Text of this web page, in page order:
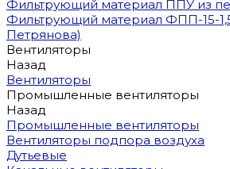
Фильтрующий материал ППУ из
Фильтрующий материал ФПП-15-
Петрянова)
Вентиляторы
Назад
Вентиляторы
Промышленные вентиляторы
Назад
Промышленные вентиляторы
Вентиляторы подпора воздуха
Дутьевые